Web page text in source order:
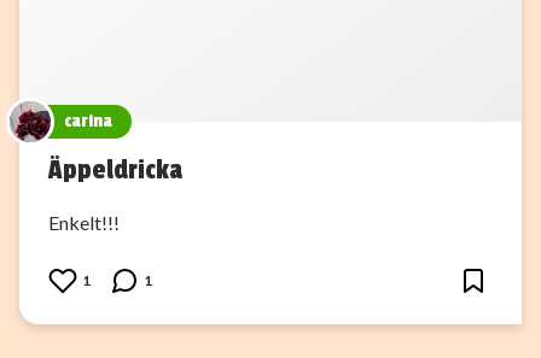
carina
Äppeldricka
Enkelt!!!
1 1